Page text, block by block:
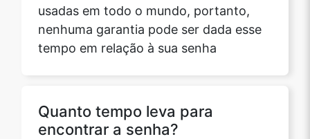
usadas em todo o mundo, portanto,
nenhuma garantia pode ser dada esse
tempo em relação à sua senha
Quanto tempo leva para
encontrar a senha?